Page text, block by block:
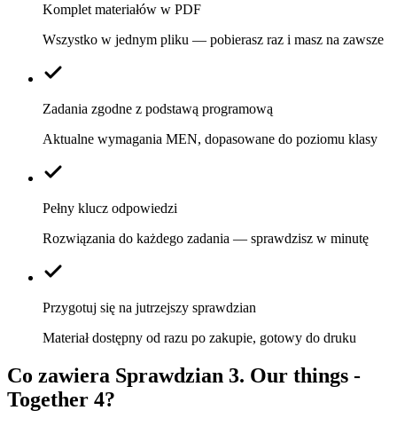
Komplet materiałów w PDF
Wszystko w jednym pliku — pobierasz raz i masz na zawsze
Zadania zgodne z podstawą programową
Aktualne wymagania MEN, dopasowane do poziomu klasy
Pełny klucz odpowiedzi
Rozwiązania do każdego zadania — sprawdzisz w minutę
Przygotuj się na jutrzejszy sprawdzian
Materiał dostępny od razu po zakupie, gotowy do druku
Co zawiera Sprawdzian 3. Our things -
Together 4?